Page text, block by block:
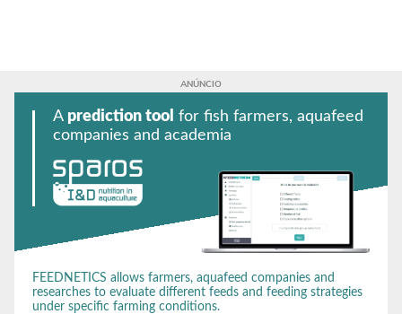
A prediction tool for fish farmers, aquafeed
companies and academia
FEEDNETICS allows farmers, aquafeed companies and
researches to evaluate different feeds and feeding strategies
under specific farming conditions.